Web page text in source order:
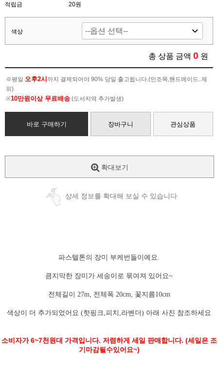
적립금 20원
색상
총 상품 금액 0 원
※평일 오후2시 까지 결제되어야 90% 당일 출고됩니다.(인조목,핸드메이드..제
외)
※10만원이상 무료배송 (도서지역 추가발생)
바로 구매하기 장바구니 관심상품
확대보기
상세 정보를 확대해 보실 수 있습니다
파스텔톤의 장미 부케번들이예요.
큼지막한 장미가 세송이로 묶여져 있어요~
전체길이 27m, 전체폭 20cm, 꽃지름10cm
색상이 더 추가되었어요 (핫핑크,피치,라벤더) 아래 사진 참조하세요
소비자가 6~7천원대 가격입니다. 저렴하게 세일 판매합니다. (세일은 조
기마감될수있어요~)